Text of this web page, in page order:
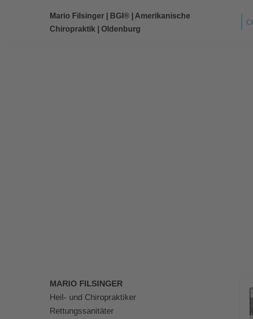
Mario Filsinger | BGI® | Amerikanische
Chiropraktik | Oldenburg
MARIO FILSINGER
Heil- und Chiropraktiker
Rettungssanitäter